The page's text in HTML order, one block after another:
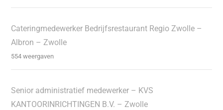
Cateringmedewerker Bedrijfsrestaurant Regio Zwolle –
Albron – Zwolle
554 weergaven
Senior administratief medewerker – KVS
KANTOORINRICHTINGEN B.V. – Zwolle